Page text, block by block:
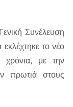
Συνέλευση
το νέο
με την
πρωτιά στους